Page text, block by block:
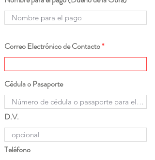
Correo Electrónico de Contacto
Cédula o Pasaporte
D.V.
Teléfono